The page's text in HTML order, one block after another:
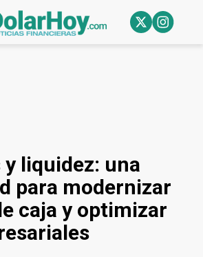
liquidez: una
para modernizar
caja y optimizar